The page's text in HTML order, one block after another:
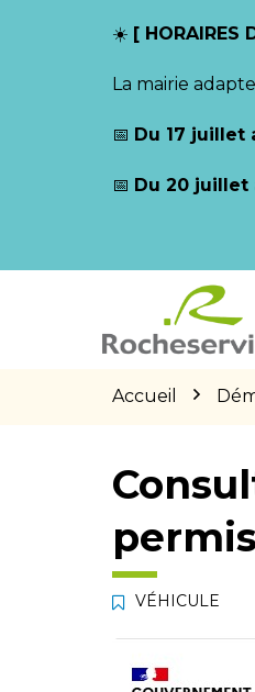
☀️ [ HORAIRES
La mairie
📅 Du 17 juillet
📅 Du 20 juillet
Accueil
VÉHICULE